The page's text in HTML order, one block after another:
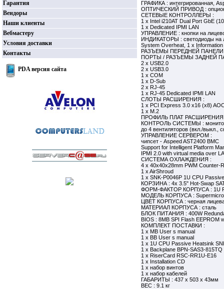
Гарантия
Вендоры
Наши клиенты
Вебмастеру
Условия доставки
Контакты
PDA версия сайта
ГРАФИКА : интегрированная,
ОПТИЧЕСКИЙ ПРИВОД :
СЕТЕВЫЕ КОНТРОЛЛЕРЫ :
1 x Intel i210AT Dual Port GbE
1 x Dedicated IPMI LAN
УПРАВЛЕНИЕ : кнопки на
ИНДИКАТОРЫ : светодиоды на
System Overheat, 1 x Information
РАЗЪЕМЫ ПЕРЕДНЕЙ ПАНЕЛИ
ПОРТЫ / РАЗЪЕМЫ ЗАДНЕЙ
2 x USB2.0
2 x USB3.0
1 x COM
1 x D-Sub
2 x RJ-45
1 x RJ-45 Dedicated IPMI LAN
СЛОТЫ РАСШИРЕНИЯ :
1 x PCI Express 3.0 x16 (x8)
1 x M.2
ПРОФИЛЬ ПЛАТ РАСШИРЕНИЯ
КОНТРОЛЬ СИСТЕМЫ :
до 4 вентиляторов (вкл./выкл.,
УПРАВЛЕНИЕ СЕРВЕРОМ :
чипсет - Aspeed AST2400 BMC
Support for Intelligent Platform
IPMI 2.0 with virtual media over
СИСТЕМА ОХЛАЖДЕНИЯ :
4 x 40x40x28mm PWM Counter-
1 x AirShroud
1 x SNK-P0046P 1U CPU
КОРЗИНА : 4x 3.5" Hot-Swap
ФОРМ-ФАКТОР КОРПУСА : 1U
МОДЕЛЬ КОРПУСА : Supermicro
ЦВЕТ КОРПУСА : черная
МАТЕРИАЛ КОРПУСА : сталь
БЛОК ПИТАНИЯ : 400W
BIOS : 8MB SPI Flash EEPROM
КОМПЛЕКТ ПОСТАВКИ :
1 x MB User s manual
1 x BB User s manual
1 x 1U CPU Passive Heatsink
1 x Backplane BPN-SAS3-815TQ
1 x RiserCard RSC-RR1U-E16
1 x Installation CD
1 x набор винтов
1 x набор кабелей
ГАБАРИТЫ : 437 x 503 x 43мм
ВЕС : 9.1 кг